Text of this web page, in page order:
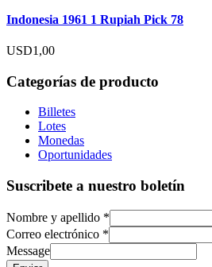
Indonesia 1961 1 Rupiah Pick 78
USD1,00
Categorías de producto
Billetes
Lotes
Monedas
Oportunidades
Suscribete a nuestro boletín
Nombre y apellido *
Correo electrónico *
Message